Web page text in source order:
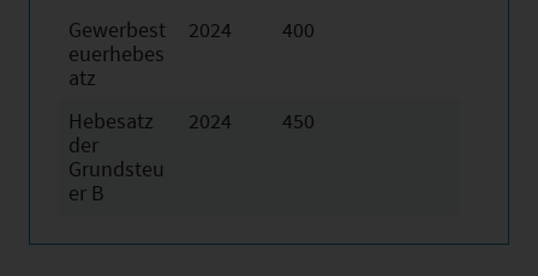
Gewerbest
euerhebes
atz
2024 400
Hebesatz
der
Grundsteu
er B
2024 450